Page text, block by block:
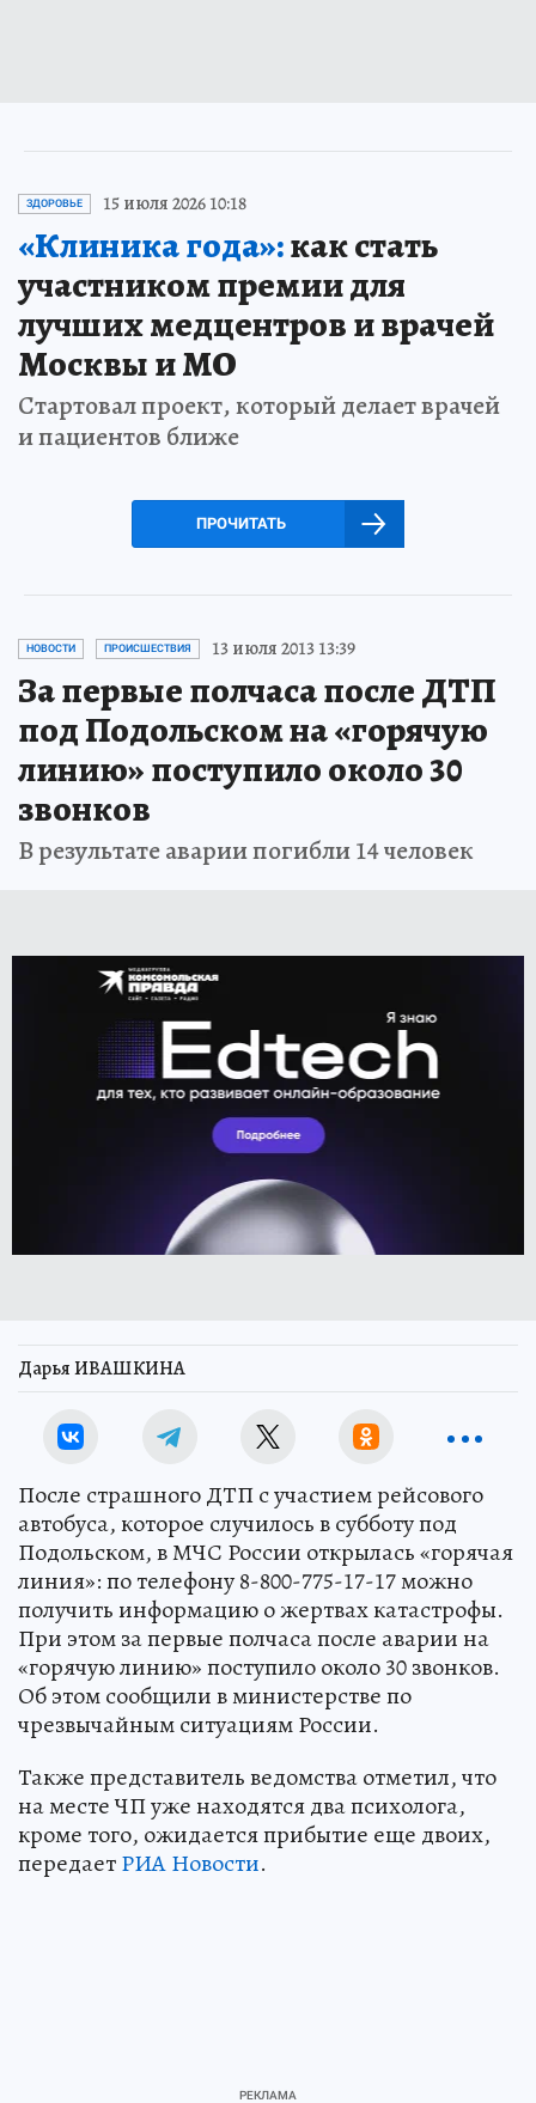
ЗДОРОВЬЕ 15 июля 2026 10:18
«Клиника года»:как стать
участником премии для
лучших медцентров и врачей
Москвы и МО
Стартовал проект, который делает врачей
и пациентов ближе
ПРОЧИТАТЬ
НОВОСТИ ПРОИСШЕСТВИЯ 13 июля 2013 13:39
За первые полчаса после ДТП
под Подольском на «горячую
линию» поступило около 30
звонков
В результате аварии погибли 14 человек
Дарья ИВАШКИНА
После страшного ДТП с участием рейсового
автобуса, которое случилось в субботу под
Подольском, в МЧС России открылась «горячая
линия»: по телефону 8-800-775-17-17 можно
получить информацию о жертвах катастрофы.
При этом за первые полчаса после аварии на
«горячую линию» поступило около 30 звонков.
Об этом сообщили в министерстве по
чрезвычайным ситуациям России.
Также представитель ведомства отметил, что
на месте ЧП уже находятся два психолога,
кроме того, ожидается прибытие еще двоих,
передаетРИА Новости.